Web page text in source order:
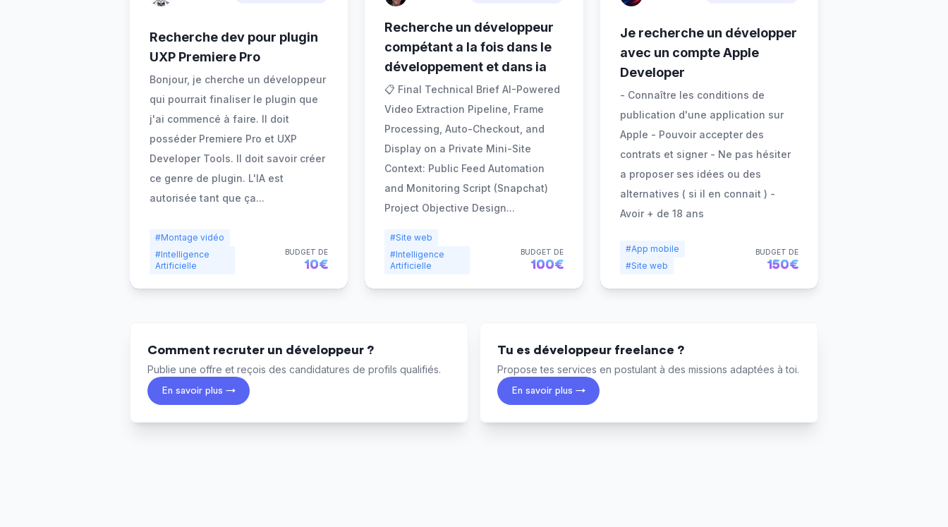
Recherche dev pour plugin
UXP Premiere Pro
Bonjour, je cherche un développeur
qui pourrait finaliser le plugin que
j'ai commencé à faire. Il doit
posséder Premiere Pro et UXP
Developer Tools. Il doit savoir créer
ce genre de plugin. L'IA est
autorisée tant que ça...
#Montage vidéo
#Intelligence
Artificielle
BUDGET DE
10€
Recherche un développeur
compétant a la fois dans le
développement et dans ia
📋 Final Technical Brief AI-Powered
Video Extraction Pipeline, Frame
Processing, Auto-Checkout, and
Display on a Private Mini-Site
Context: Public Feed Automation
and Monitoring Script (Snapchat)
Project Objective Design...
#Site web
#Intelligence
Artificielle
BUDGET DE
100€
Je recherche un développer
avec un compte Apple
Developer
- Connaître les conditions de
publication d'une application sur
Apple - Pouvoir accepter des
contrats et signer - Ne pas hésiter
a proposer ses idées ou des
alternatives ( si il en connait ) -
Avoir + de 18 ans
#App mobile
#Site web
BUDGET DE
150€
Comment recruter un développeur ?
Publie une offre et reçois des candidatures de profils qualifiés.
En savoir plus →
Tu es développeur freelance ?
Propose tes services en postulant à des missions adaptées à toi.
En savoir plus →